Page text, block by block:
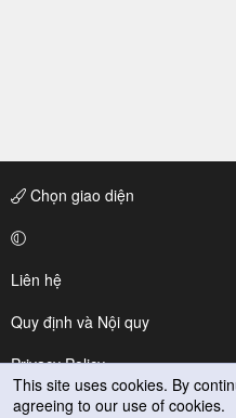
Chọn giao diện
Liên hệ
Quy định và Nội quy
Privacy Policy
Trợ giúp
This site uses cookies. By
agreeing to our use of cookies.